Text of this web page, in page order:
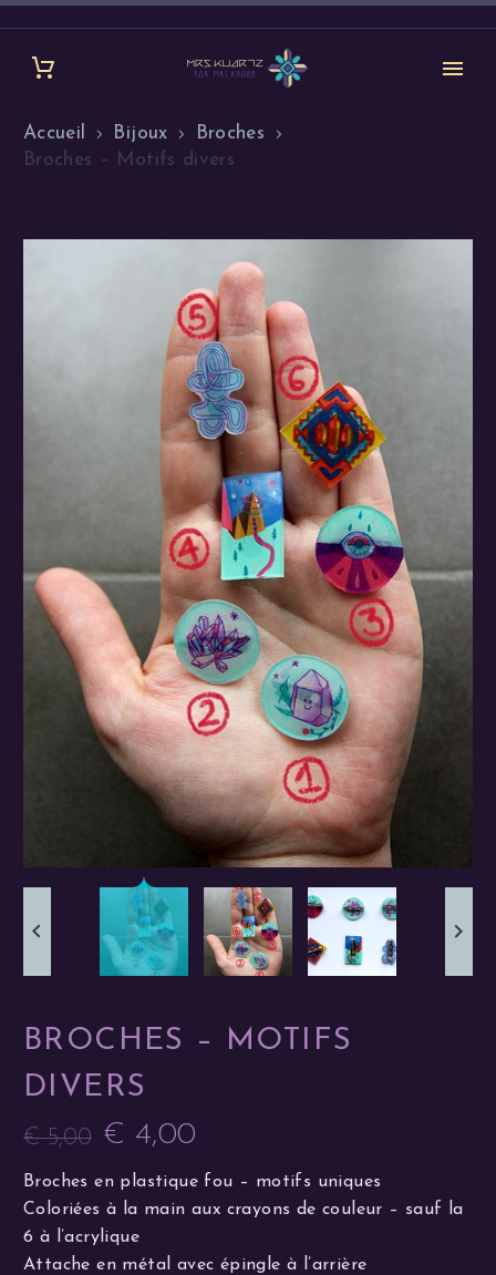
Accueil Bijoux
Broches
Broches – Motifs divers
BROCHES – MOTIFS
DIVERS
€5,00
prix
initial
était :
€ 4,00
prix
actuel
est :
Broches en plastique fou – motifs uniques
Coloriées à la main aux crayons de couleur – sauf la
6 à l’acrylique
Attache en métal avec épingle à l’arrière